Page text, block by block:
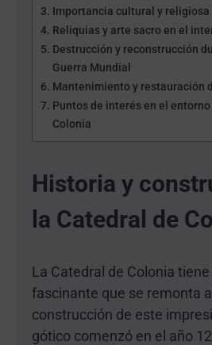
Importancia cultural y religiosa
Reliquias y arte sacro en el
Destrucción y reconstrucción
Guerra Mundial
Mantenimiento y restauración
Puntos de interés en el
Colonia
Historia y
la Catedral de
La Catedral de Colonia
fascinante que se remonta
construcción de este
gótico comenzó en el año